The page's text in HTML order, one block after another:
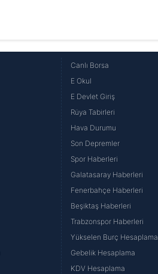
Canlı Borsa
E Okul
E Devlet Giriş
Rüya Tabirleri
Hava Durumu
Son Depremler
Spor Haberleri
Galatasaray Haberleri
Fenerbahçe Haberleri
Beşiktaş Haberleri
Trabzonspor Haberleri
Yükselen Burç Hesaplama
Gebelik Hesaplama
KDV Hesaplama